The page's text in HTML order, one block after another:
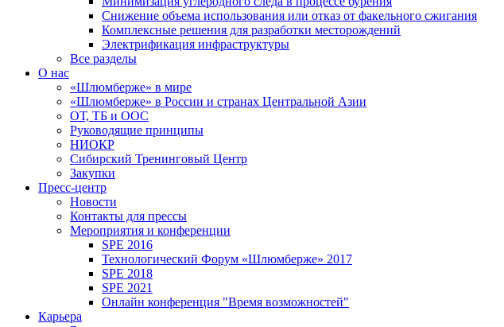
Снижение объема использования или отказ от факельного сжигания
Комплексные решения для разработки месторождений
Электрификация инфраструктуры
Все разделы
О нас
«Шлюмберже» в мире
«Шлюмберже» в России и странах Центральной Азии
ОТ, ТБ и ООС
Руководящие принципы
НИОКР
Сибирский Тренинговый Центр
Закупки
Пресс-центр
Новости
Контакты для прессы
Мероприятия и конференции
SPE 2016
Технологический Форум «Шлюмберже» 2017
SPE 2018
SPE 2021
Онлайн конференция "Время возможностей"
Карьера